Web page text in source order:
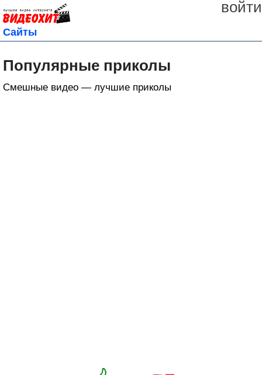
войти
Сайты
Популярные приколы
Смешные видео — лучшие приколы